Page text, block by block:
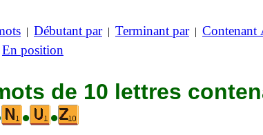
| Débutant par| Terminant par| Contenant
En position
de 10 lettres
• •